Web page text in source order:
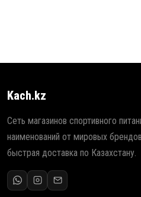
Kach.kz
Сеть магазинов спортивного
наименований от мировых
быстрая доставка по Казахстану.